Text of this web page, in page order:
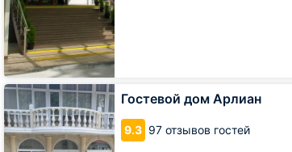
Гостевой дом Арлиан
9.3 97 отзывов гостей
Гостевой
дом
Арлиан